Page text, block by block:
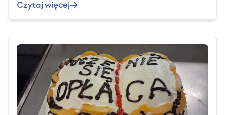
Czytaj więcej